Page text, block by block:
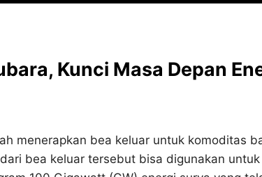
Kunci Masa Depan
menerapkan bea keluar untuk komoditas
bea keluar tersebut bisa digunakan